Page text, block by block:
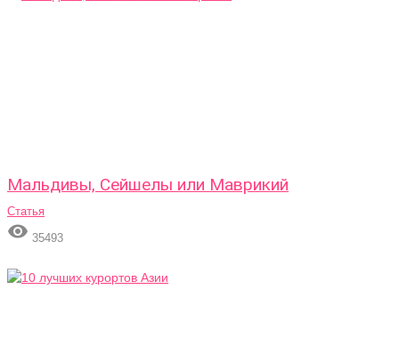
Мальдивы, Сейшелы или Маврикий
Статья
 35493